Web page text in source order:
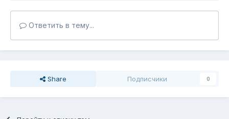
Ответить в тему...
Share Подписчики 0